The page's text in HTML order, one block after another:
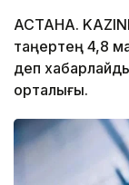
АСТАНА.
таңертең 4,8
деп
орталығы.